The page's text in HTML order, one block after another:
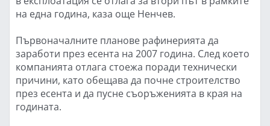
на една година, каза още Ненчев.
Първоначалните планове рафинерията да
заработи през есента на 2007 година. След което
компанията отлага стоежа поради технически
причини, като обещава да почне строителство
през есента и да пусне съоръженията в края на
годината.